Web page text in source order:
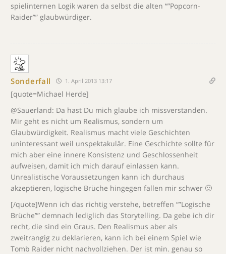
spielinternen Logik waren da selbst die alten “”Popcorn-
Raider”” glaubwürdiger.
Sonderfall 1. April 2013 13:17
[quote=Michael Herde]
@Sauerland: Da hast Du mich glaube ich missverstanden.
Mir geht es nicht um Realismus, sondern um
Glaubwürdigkeit. Realismus macht viele Geschichten
uninteressant weil unspektakulär. Eine Geschichte sollte für
mich aber eine innere Konsistenz und Geschlossenheit
aufweisen, damit ich mich darauf einlassen kann.
Unrealistische Voraussetzungen kann ich durchaus
akzeptieren, logische Brüche hingegen fallen mir schwer 🙂
[/quote]Wenn ich das richtig verstehe, betreffen “”Logische
Brüche”” demnach lediglich das Storytelling. Da gebe ich dir
recht, die sind ein Graus. Den Realismus aber als
zweitrangig zu deklarieren, kann ich bei einem Spiel wie
Tomb Raider nicht nachvollziehen. Der ist min. genau so